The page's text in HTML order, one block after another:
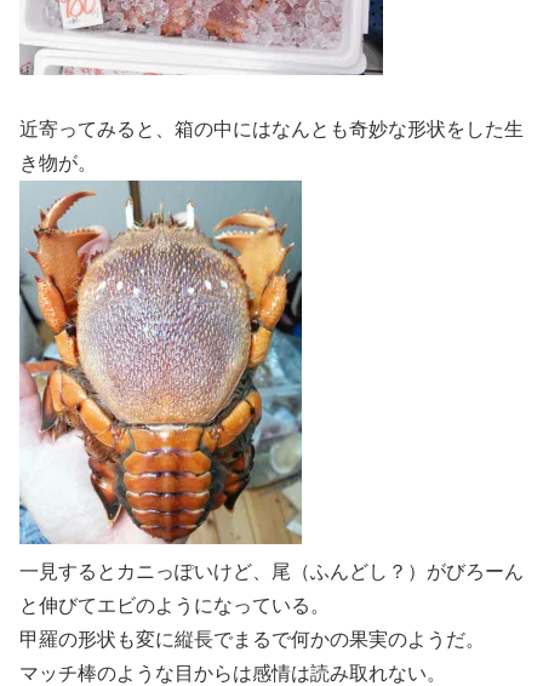
近寄ってみると、箱の中にはなんとも奇妙な形状をした生
き物が。
一見するとカニっぽいけど、尾（ふんどし？）がびろーん
と伸びてエビのようになっている。
甲羅の形状も変に縦長でまるで何かの果実のようだ。
マッチ棒のような目からは感情は読み取れない。